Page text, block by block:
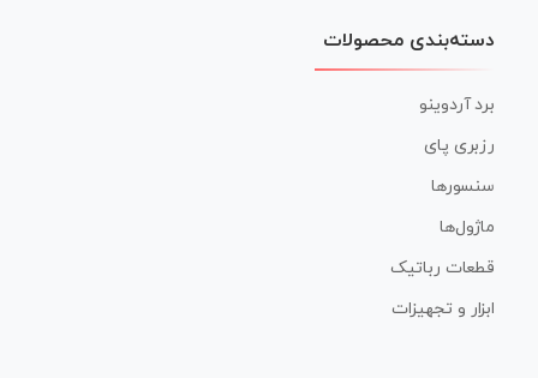
دسته‌بندی محصولات
برد آردوینو
رزبری پای
سنسورها
ماژول‌ها
قطعات رباتیک
ابزار و تجهیزات